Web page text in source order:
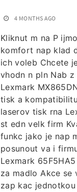
4 MONTHS AGO
Kliknut m na P
komfort nap klad
ich voleb Chcete
vhodn n pln Nab z
Lexmark
tisk a
laserov tisk rna
st edn velk firm
funkc jako je nap
posunout va i
Lexmark
za madlo Akce
zap kac